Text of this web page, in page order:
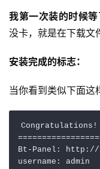
我第一次装的时候等
没卡，就是在下载文
安装完成的标志：
当你看到类似下面这
Bt-Panel: http://
username: admin